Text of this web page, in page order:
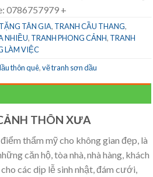
0786757979 +
TÂN GIA, TRANH CẦU THANG,
NHIỀU, TRANH PHONG CẢNH, TRANH
LÀM VIỆC
thôn quê,vẽ tranh sơn dầu
THÔN XƯA
thẩm mỹ cho không gian đẹp, là
căn hộ, tòa nhà, nhà hàng, khách
các dịp lễ sinh nhật, đám cưới,